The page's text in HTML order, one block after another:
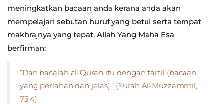
meningkatkan bacaan anda kerana anda akan
mempelajari sebutan huruf yang betul serta tempat
makhrajnya yang tepat. Allah Yang Maha Esa
berfirman:
“Dan bacalah al-Quran itu dengan tartil (bacaan
yang perlahan dan jelas).” (Surah Al-Muzzammil,
73:4)